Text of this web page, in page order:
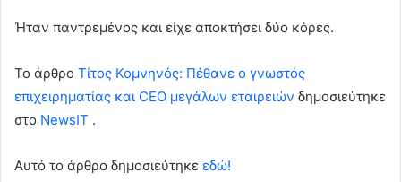
Ήταν παντρεμένος και είχε αποκτήσει δύο κόρες.
To άρθρο Τίτος Κομνηνός: Πέθανε ο γνωστός
επιχειρηματίας και CEO μεγάλων εταιρειών δημοσιεύτηκε
στο NewsIT .
Αυτό το άρθρο δημοσιεύτηκε εδώ!